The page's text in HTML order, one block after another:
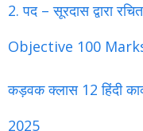
2. पद – सूरदास द्वारा
Objective 100
कड़वक क्लास 12 हिंदी
2025